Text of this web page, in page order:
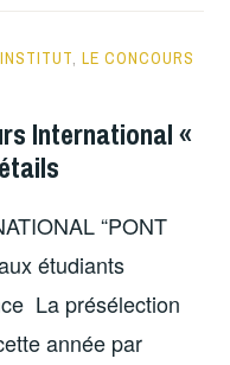
,LE CONCOURS
International «
“PONT
étudiants
La présélection
année par